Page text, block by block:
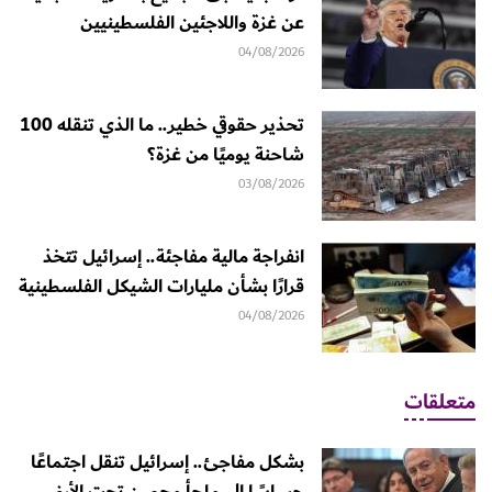
عن غزة واللاجئين الفلسطينيين
04/08/2026
تحذير حقوقي خطير.. ما الذي تنقله 100
شاحنة يوميًا من غزة؟
03/08/2026
انفراجة مالية مفاجئة.. إسرائيل تتخذ
قرارًا بشأن مليارات الشيكل الفلسطينية
04/08/2026
متعلقات
بشكل مفاجئ.. إسرائيل تنقل اجتماعًا